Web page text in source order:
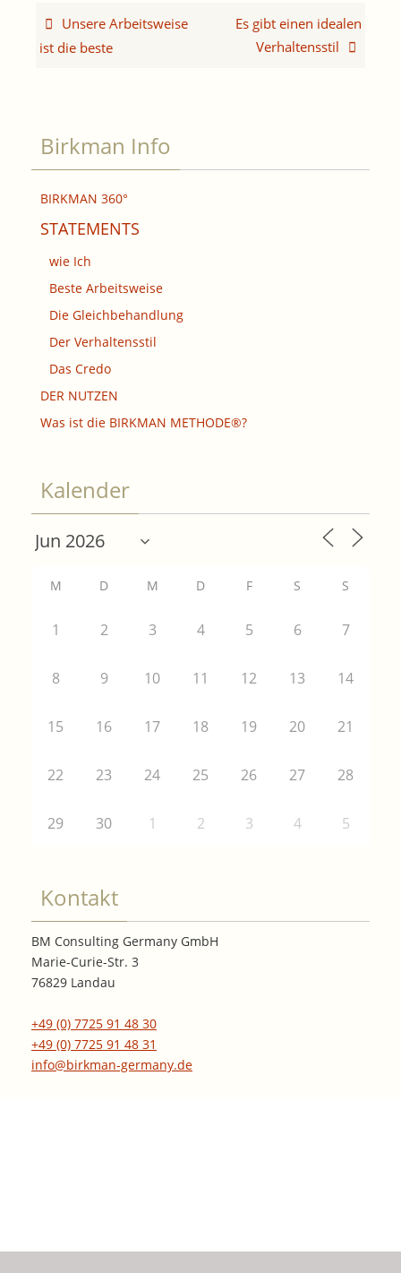
Unsere Arbeitsweise
ist die beste
Es gibt einen idealen
Verhaltensstil
Birkman Info
BIRKMAN 360°
STATEMENTS
wie Ich
Beste Arbeitsweise
Die Gleichbehandlung
Der Verhaltensstil
Das Credo
DER NUTZEN
Was ist die BIRKMAN METHODE®?
Kalender
M D M D F S S
1 2 3 4 5 6 7
8 9 10 11 12 13 14
15 16 17 18 19 20 21
22 23 24 25 26 27 28
29 30 1 2 3 4 5
Kontakt
BM Consulting Germany GmbH
Marie-Curie-Str. 3
76829 Landau
+49 (0) 7725 91 48 30
+49 (0) 7725 91 48 31
info@birkman-germany.de